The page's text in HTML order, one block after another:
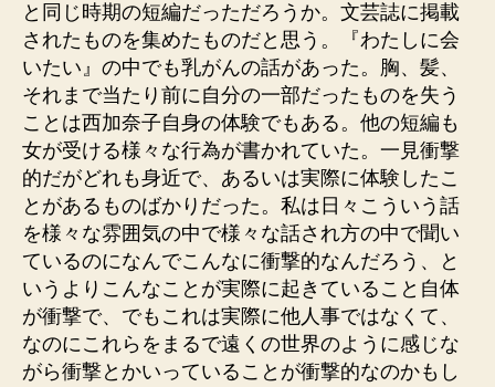
と同じ時期の短編だっただろうか。文芸誌に掲載
されたものを集めたものだと思う。『わたしに会
いたい』の中でも乳がんの話があった。胸、髪、
それまで当たり前に自分の一部だったものを失う
ことは西加奈子自身の体験でもある。他の短編も
女が受ける様々な行為が書かれていた。一見衝撃
的だがどれも身近で、あるいは実際に体験したこ
とがあるものばかりだった。私は日々こういう話
を様々な雰囲気の中で様々な話され方の中で聞い
ているのになんでこんなに衝撃的なんだろう、と
いうよりこんなことが実際に起きていること自体
が衝撃で、でもこれは実際に他人事ではなくて、
なのにこれらをまるで遠くの世界のように感じな
がら衝撃とかいっていることが衝撃的なのかもし